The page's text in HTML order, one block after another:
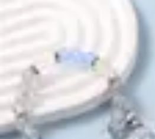
Comparateur MutuellePro
Comparateur MutuellePro